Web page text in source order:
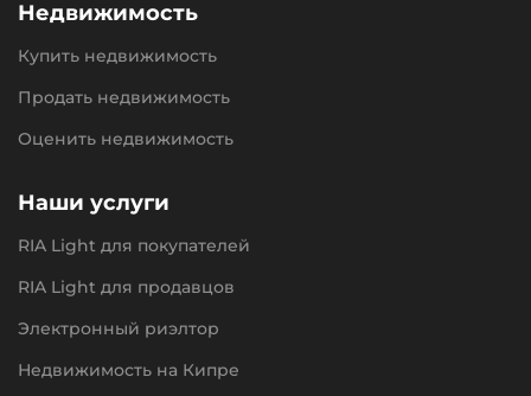
Недвижимость
Купить недвижимость
Продать недвижимость
Оценить недвижимость
Наши услуги
RIA Light для покупателей
RIA Light для продавцов
Электронный риэлтор
Недвижимость на Кипре